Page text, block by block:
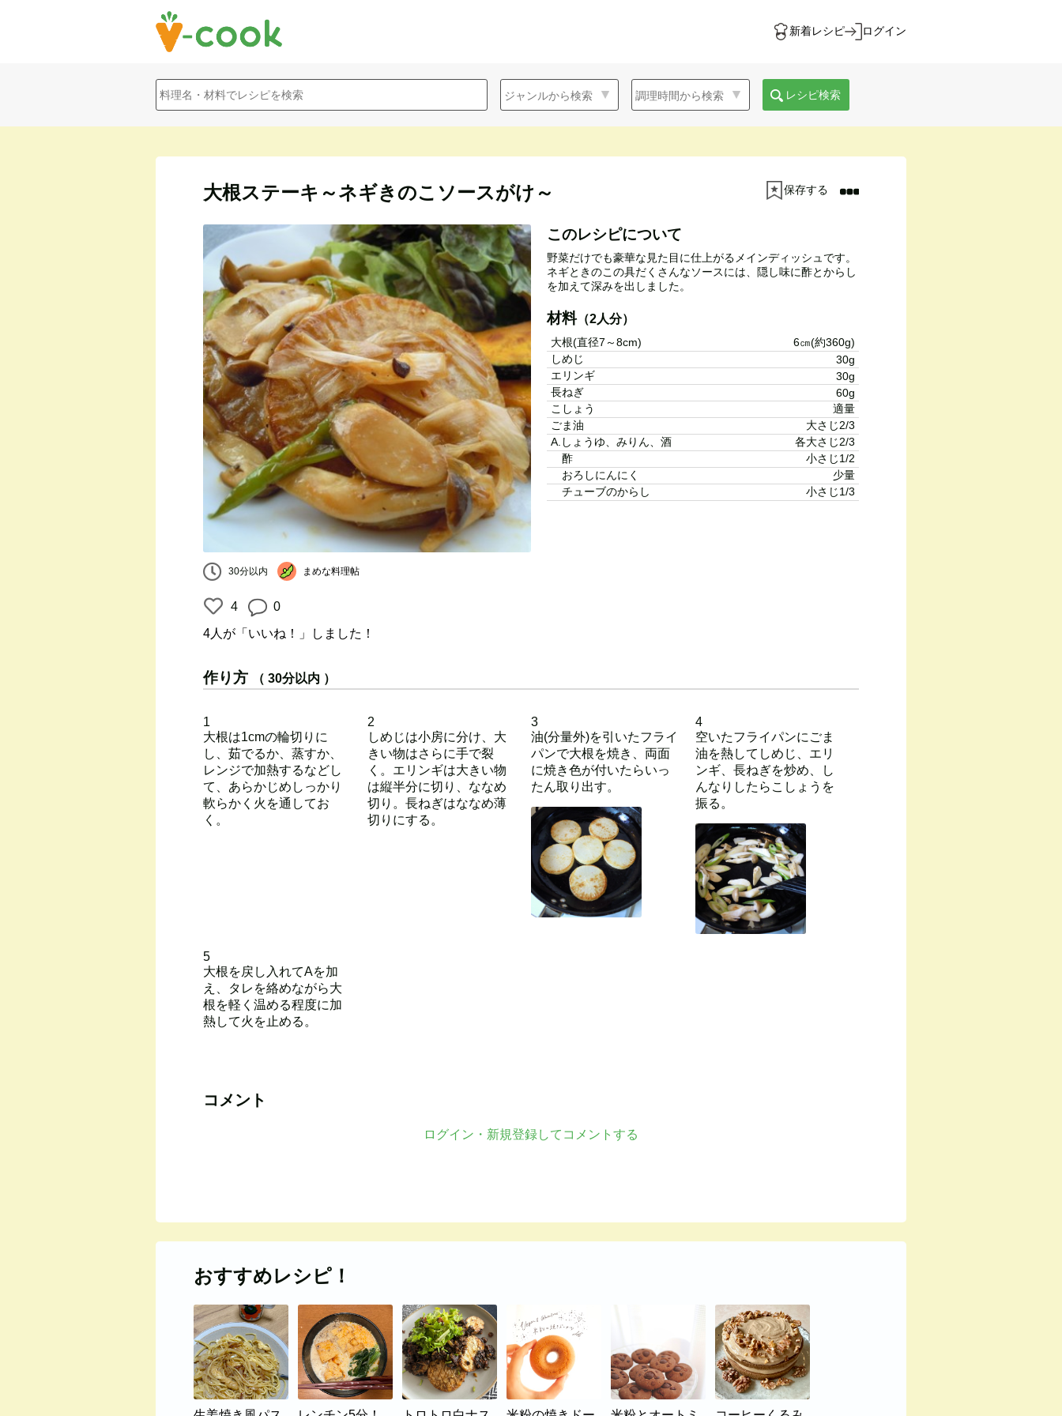
新着レシピ ログイン
レシピ検索
大根ステーキ～ネギきのこソースがけ～ 保存する
30分以内 まめな料理帖
4 0
4人 が「いいね！」しました！
このレシピについて
野菜だけでも豪華な見た目に仕上がるメインディッシュです。
ネギときのこの具だくさんなソースには、隠し味に酢とからし
を加えて深みを出しました。
材料（2人分）
大根(直径7～8cm)
6㎝(約360g)
しめじ
30g
エリンギ
30g
長ねぎ
60g
こしょう
適量
ごま油
大さじ2/3
A.しょうゆ、みりん、酒
各大さじ2/3
酢
小さじ1/2
おろしにんにく
少量
チューブのからし
小さじ1/3
作り方 （ 30分以内 ）
1
大根は1cmの輪切りに
し、茹でるか、蒸すか、
レンジで加熱するなどし
て、あらかじめしっかり
軟らかく火を通してお
く。
2
しめじは小房に分け、大
きい物はさらに手で裂
く。エリンギは大きい物
は縦半分に切り、ななめ
切り。長ねぎはななめ薄
切りにする。
3
油(分量外)を引いたフライ
パンで大根を焼き、両面
に焼き色が付いたらいっ
たん取り出す。
4
空いたフライパンにごま
油を熱してしめじ、エリ
ンギ、長ねぎを炒め、し
んなりしたらこしょうを
振る。
5
大根を戻し入れてAを加
え、タレを絡めながら大
根を軽く温める程度に加
熱して火を止める。
コメント
ログイン・新規登録してコメントする
おすすめレシピ！